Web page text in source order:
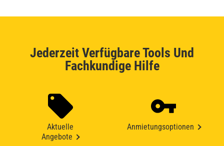
Jederzeit Verfügbare Tools Und
Fachkundige Hilfe
Aktuelle
Angebote
Anmietungsoptionen